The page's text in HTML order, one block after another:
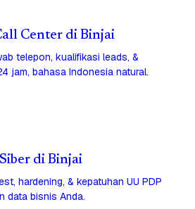
Center di Binjai
telepon, kualifikasi leads, &
jam, bahasa Indonesia natural.
di Binjai
hardening, & kepatuhan UU PDP
data bisnis Anda.